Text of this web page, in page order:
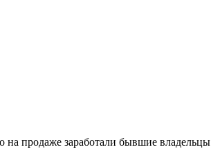
на продаже заработали бывшие владельцы